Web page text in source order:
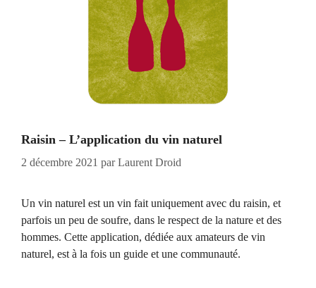
Raisin – L’application du vin naturel
2 décembre 2021 parLaurent Droid
Un vin naturel est un vin fait uniquement avec du raisin, et
parfois un peu de soufre, dans le respect de la nature et des
hommes. Cette application, dédiée aux amateurs de vin
naturel, est à la fois un guide et une communauté.